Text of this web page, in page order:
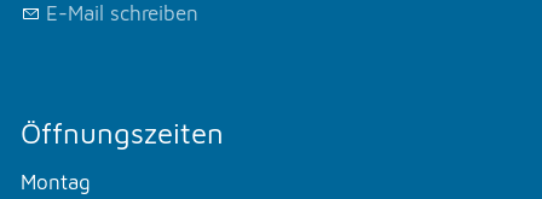
E-Mail schreiben
Öffnungszeiten
Montag